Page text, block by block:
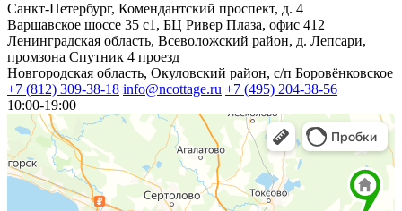
Санкт-Петербург, Комендантский проспект, д. 4
Варшавское шоссе 35 с1, БЦ Ривер Плаза, офис 412
Ленинградская область, Всеволожский район, д. Лепсари,
промзона Спутник 4 проезд
Новгородская область, Окуловский район, с/п Боровёнковское
+7 (812) 309-38-18 info@ncottage.ru +7 (495) 204-38-56
10:00-19:00